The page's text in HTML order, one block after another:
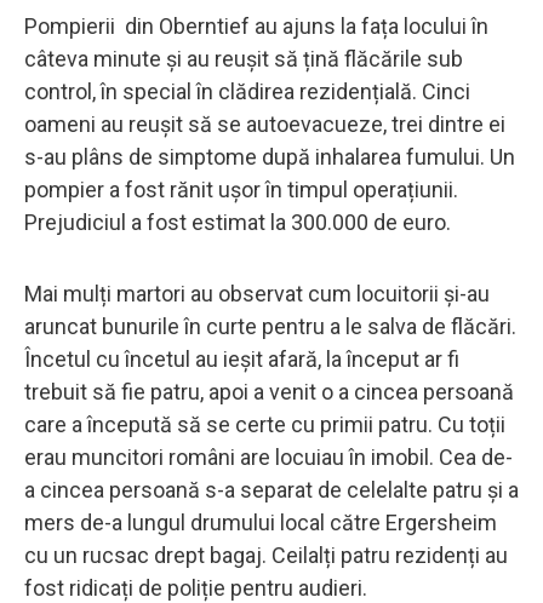
Pompierii din Oberntief au ajuns la fața locului în
câteva minute și au reușit să țină flăcările sub
control, în special în clădirea rezidențială. Cinci
oameni au reușit să se autoevacueze, trei dintre ei
s-au plâns de simptome după inhalarea fumului. Un
pompier a fost rănit ușor în timpul operațiunii.
Prejudiciul a fost estimat la 300.000 de euro.
Mai mulți martori au observat cum locuitorii și-au
aruncat bunurile în curte pentru a le salva de flăcări.
Încetul cu încetul au ieșit afară, la început ar fi
trebuit să fie patru, apoi a venit o a cincea persoană
care a începută să se certe cu primii patru. Cu toții
erau muncitori români are locuiau în imobil. Cea de-
a cincea persoană s-a separat de celelalte patru și a
mers de-a lungul drumului local către Ergersheim
cu un rucsac drept bagaj. Ceilalți patru rezidenți au
fost ridicați de poliție pentru audieri.